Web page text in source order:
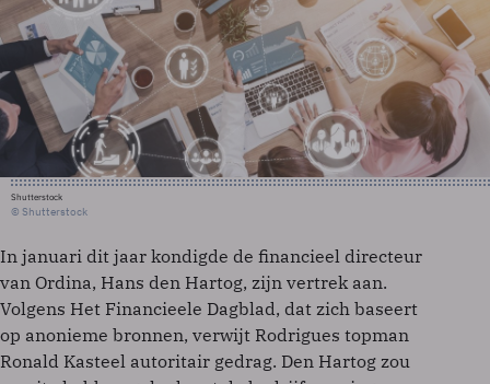
Shutterstock
© Shutterstock
In januari dit jaar kondigde de financieel directeur
van Ordina, Hans den Hartog, zijn vertrek aan.
Volgens Het Financieele Dagblad, dat zich baseert
op anonieme bronnen, verwijt Rodrigues topman
Ronald Kasteel autoritair gedrag. Den Hartog zou